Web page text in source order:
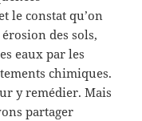
le constat qu’on
des sols,
eaux par les
chimiques.
y remédier. Mais
partager